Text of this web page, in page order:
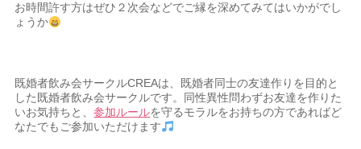
お時間許す方はぜひ２次会などでご縁を深めてみてはいかがでし
ょうか
既婚者飲み会サークルCREAは、既婚者同士の友達作りを目的と
した既婚者飲み会サークルです。同性異性問わずお友達を作りた
いお気持ちと、参加ルールを守るモラルをお持ちの方であればど
なたでもご参加いただけます